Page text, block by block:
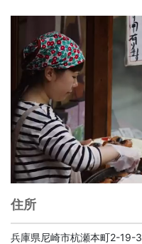
住所
兵庫県尼崎市杭瀬本町2-19-3